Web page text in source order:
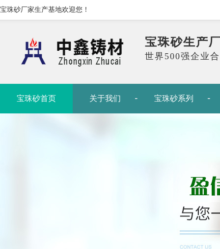
宝珠砂厂家生产基地欢迎您！
宝珠砂生产
世界500强企业
宝珠砂首页 关于我们 宝珠砂系列